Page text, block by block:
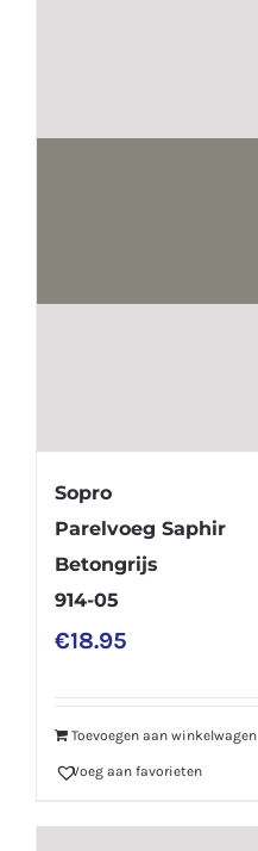
Sopro
Parelvoeg Saphir
Betongrijs
914-05
€18.95
Toevoegen aan winkelwagen
Voeg aan favorieten